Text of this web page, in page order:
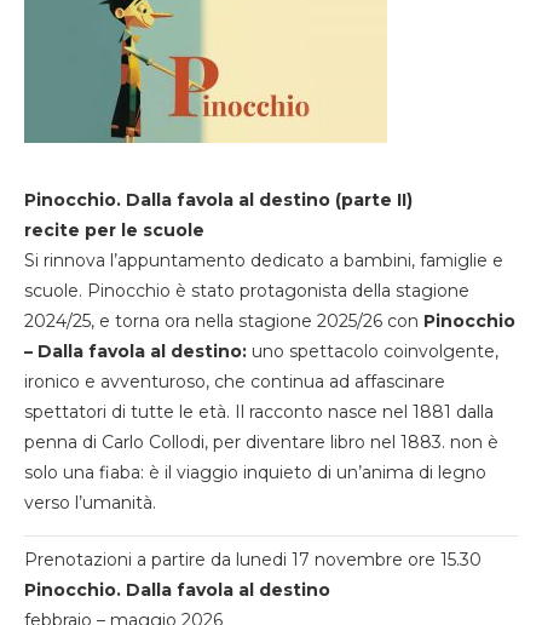
Pinocchio. Dalla favola al destino (parte II)
recite per le scuole
Si rinnova l’appuntamento dedicato a bambini, famiglie e
scuole. Pinocchio è stato protagonista della stagione
2024/25, e torna ora nella stagione 2025/26 con Pinocchio
– Dalla favola al destino: uno spettacolo coinvolgente,
ironico e avventuroso, che continua ad affascinare
spettatori di tutte le età. Il racconto nasce nel 1881 dalla
penna di Carlo Collodi, per diventare libro nel 1883. non è
solo una fiaba: è il viaggio inquieto di un’anima di legno
verso l’umanità.
Prenotazioni a partire da lunedi 17 novembre ore 15.30
Pinocchio. Dalla favola al destino
febbraio – maggio 2026